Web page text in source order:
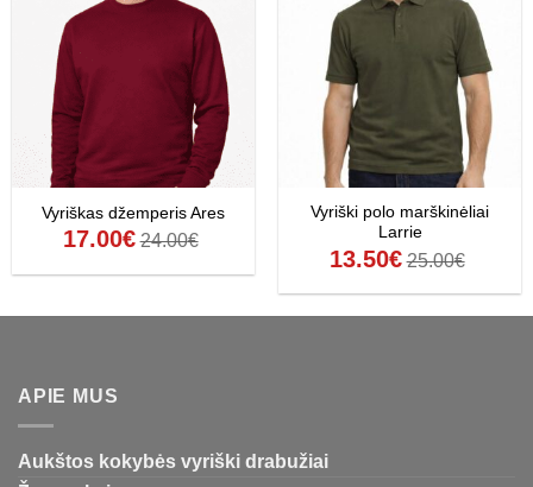
Vyriškas džemperis Ares
17.00€ 24.00€
Vyriški polo marškinėliai
Larrie
13.50€ 25.00€
APIE MUS
Aukštos kokybės vyriški drabužiai